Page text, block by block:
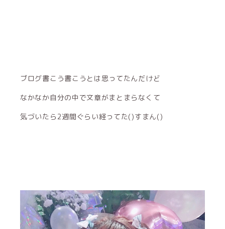
ブログ書こう書こうとは思ってたんだけど
なかなか自分の中で文章がまとまらなくて
気づいたら2週間ぐらい経ってた()すまん()